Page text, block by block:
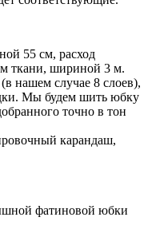
55 см, расход
ткани, шириной 3 м.
нашем случае 8 слоев),
Мы будем шить юбку
точно в тон
карандаш,
фатиновой юбки